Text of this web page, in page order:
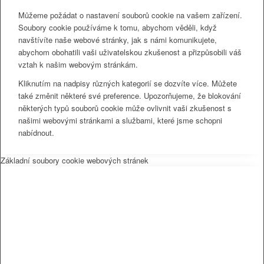
Můžeme požádat o nastavení souborů cookie na vašem zařízení.
Soubory cookie používáme k tomu, abychom věděli, když
navštívíte naše webové stránky, jak s námi komunikujete,
abychom obohatili vaši uživatelskou zkušenost a přizpůsobili váš
vztah k našim webovým stránkám.
Kliknutím na nadpisy různých kategorií se dozvíte více. Můžete
také změnit některé své preference. Upozorňujeme, že blokování
některých typů souborů cookie může ovlivnit vaši zkušenost s
našimi webovými stránkami a službami, které jsme schopni
nabídnout.
Základní soubory cookie webových stránek